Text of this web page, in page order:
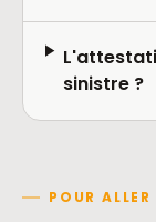
sinistre ?
POUR